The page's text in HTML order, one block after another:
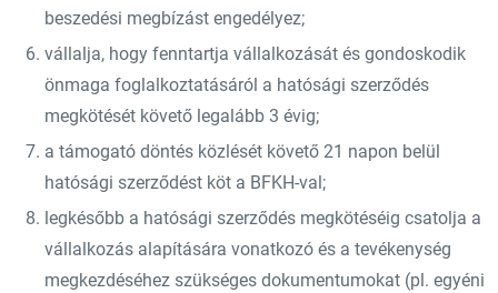
beszedési megbízást engedélyez;
vállalja, hogy fenntartja vállalkozását és gondoskodik
önmaga foglalkoztatásáról a hatósági szerződés
megkötését követő legalább 3 évig;
a támogató döntés közlését követő 21 napon belül
hatósági szerződést köt a BFKH-val;
legkésőbb a hatósági szerződés megkötéséig csatolja a
vállalkozás alapítására vonatkozó és a tevékenység
megkezdéséhez szükséges dokumentumokat (pl. egyéni